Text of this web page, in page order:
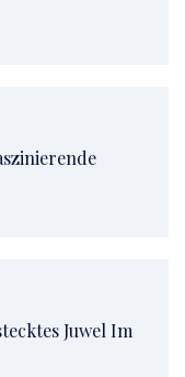
Juwel Im